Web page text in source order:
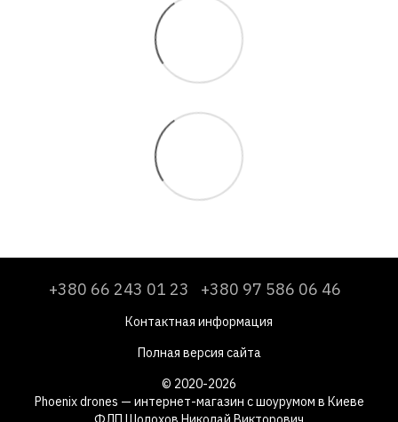
+380 66 243 01 23 +380 97 586 06 46
Контактная информация
Полная версия сайта
© 2020-2026
Phoenix drones — интернет-магазин с шоурумом в Киеве